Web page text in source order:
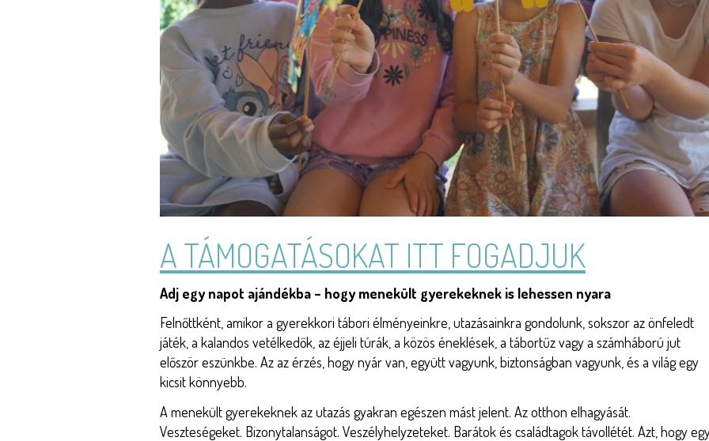
Törzs
A TÁMOGATÁSOKAT ITT FOGADJUK
Adj egy napot ajándékba – hogy menekült gyerekeknek is lehessen nyara
Felnőttként, amikor a gyerekkori tábori élményeinkre, utazásainkra gondolunk, sokszor az önfeledt
játék, a kalandos vetélkedők, az éjjeli túrák, a közös éneklések, a tábortűz vagy a számháború jut
először eszünkbe. Az az érzés, hogy nyár van, együtt vagyunk, biztonságban vagyunk, és a világ egy
kicsit könnyebb.
A menekült gyerekeknek az utazás gyakran egészen mást jelent. Az otthon elhagyását.
Veszteségeket. Bizonytalanságot. Veszélyhelyzeteket. Barátok és családtagok távollétét. Azt, hogy